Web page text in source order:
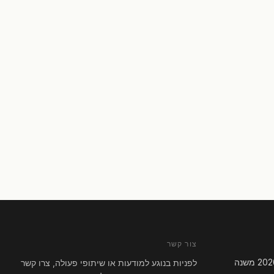
מס רכישה 8%: מה הרפורמה של 2026 משנה
צור קשר
לפניות בנוגע למודעות או שיתופי פעולה, צרו קשר